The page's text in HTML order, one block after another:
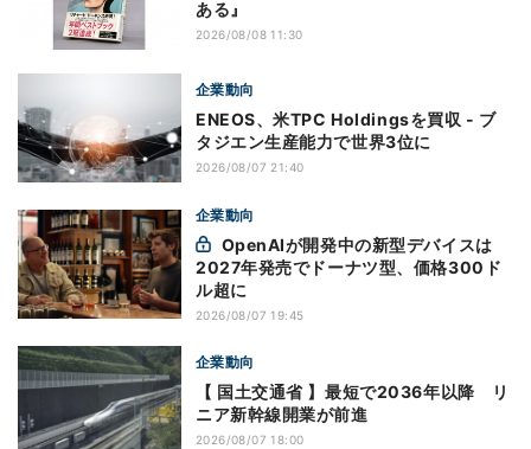
ある』
2026/08/08 11:30
企業動向
ENEOS、米TPC Holdingsを買収 - ブ
タジエン生産能力で世界3位に
2026/08/07 21:40
企業動向
2027年発売でドーナツ型、価格300ド
ル超に
2026/08/07 19:45
企業動向
【 国土交通省 】最短で2036年以降 リ
ニア新幹線開業が前進
2026/08/07 18:00